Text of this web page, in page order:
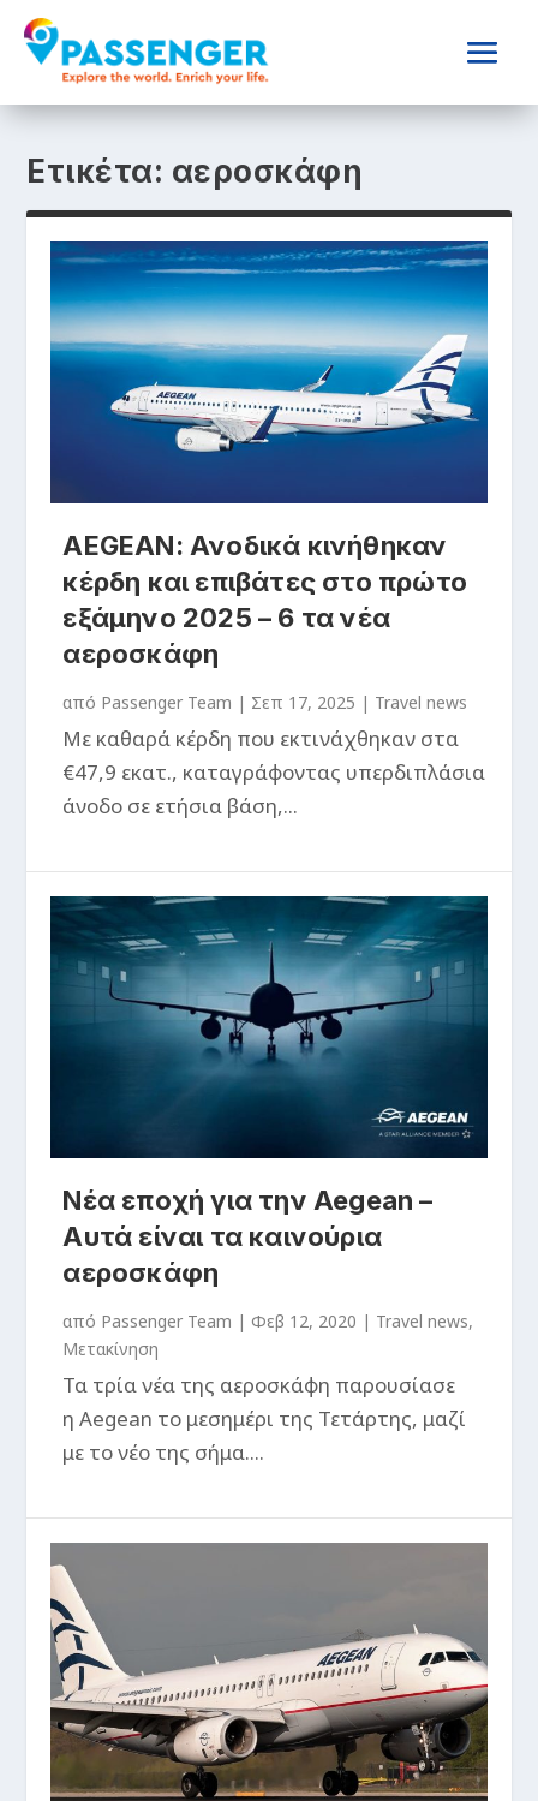
Ετικέτα: αεροσκάφη
AEGEAN: Ανοδικά κινήθηκαν
κέρδη και επιβάτες στο πρώτο
εξάμηνο 2025 – 6 τα νέα
αεροσκάφη
από Passenger Team | Σεπ 17, 2025 | Travel news
Με καθαρά κέρδη που εκτινάχθηκαν στα
€47,9 εκατ., καταγράφοντας υπερδιπλάσια
άνοδο σε ετήσια βάση,...
Νέα εποχή για την Aegean –
Αυτά είναι τα καινούρια
αεροσκάφη
από Passenger Team | Φεβ 12, 2020 | Travel news,
Μετακίνηση
Τα τρία νέα της αεροσκάφη παρουσίασε
η Aegean το μεσημέρι της Τετάρτης, μαζί
με το νέο της σήμα....